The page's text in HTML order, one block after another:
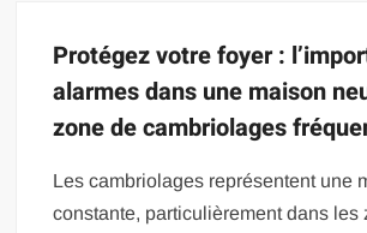
Protégez votre foyer :
alarmes dans une maison
zone de cambriolages
Les cambriolages représentent une
constante, particulièrement dans les